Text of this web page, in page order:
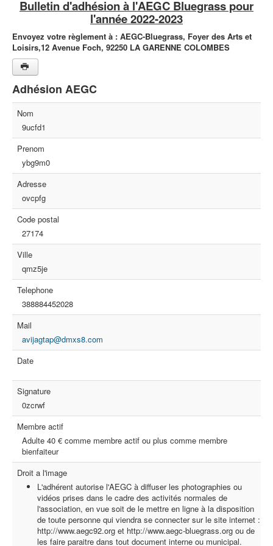
Bulletin d'adhésion à l'AEGC Bluegrass pour
l'année 2022-2023
Envoyez votre règlement à : AEGC-Bluegrass, Foyer des Arts et
Loisirs,12 Avenue Foch, 92250 LA GARENNE COLOMBES
Adhésion AEGC
Nom
9ucfd1
Prenom
ybg9m0
Adresse
ovcpfg
Code postal
27174
Ville
qmz5je
Telephone
388884452028
Mail
avijagtap@dmxs8.com
Date
Signature
0zcrwf
Membre actif
Adulte 40 € comme membre actif ou plus comme membre
bienfaiteur
Droit a l'image
L'adhérent autorise l'AEGC à diffuser les photographies ou
vidéos prises dans le cadre des activités normales de
l'association, en vue soit de le mettre en ligne à la disposition
de toute personne qui viendra se connecter sur le site internet :
http://www.aegc92.org et http://www.aegc-bluegrass.org ou de
les faire paraitre dans tout document interne ou municipal.